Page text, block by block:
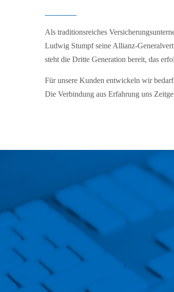
Als traditionsreiches
Ludwig Stumpf seine Allianz-
steht die Dritte Generation bereit, das
Für unsere Kunden entwickeln wir
Die Verbindung aus Erfahrung uns